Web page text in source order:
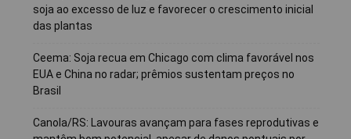
soja ao excesso de luz e favorecer o crescimento inicial
das plantas
Ceema: Soja recua em Chicago com clima favorável nos
EUA e China no radar; prêmios sustentam preços no
Brasil
Canola/RS: Lavouras avançam para fases reprodutivas e